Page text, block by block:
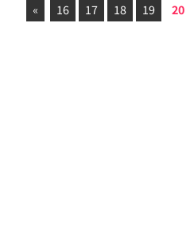
« 16 17 18 19 20